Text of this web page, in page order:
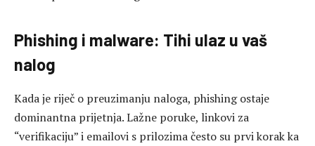
Phishing i malware: Tihi ulaz u vaš
nalog
Kada je riječ o preuzimanju naloga, phishing ostaje
dominantna prijetnja. Lažne poruke, linkovi za
“verifikaciju” i emailovi s prilozima često su prvi korak ka